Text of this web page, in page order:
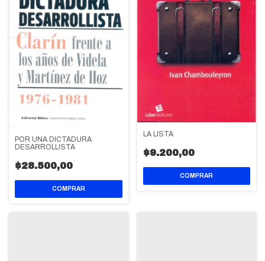
POR UNA DICTADURA
DESARROLLISTA
$28.500,00
LA LISTA
$9.200,00